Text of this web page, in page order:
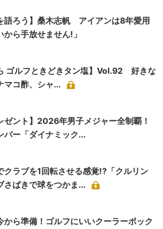
語ろう】桑木志帆 アイアンは8年愛用
から手放せません!」
ゴルフときどきタン塩】Vol.92 好きな
マコ酢、シャ...
ゼント】2026年男子メジャー全制覇！
パー「ダイナミック...
クラブを1回転させる感覚!?「クルリン
さばきで球をつかま...
から準備！ゴルフにいいクーラーボック